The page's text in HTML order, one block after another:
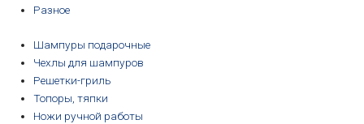
Разное
Шампуры подарочные
Чехлы для шампуров
Решетки-гриль
Топоры, тяпки
Ножи ручной работы